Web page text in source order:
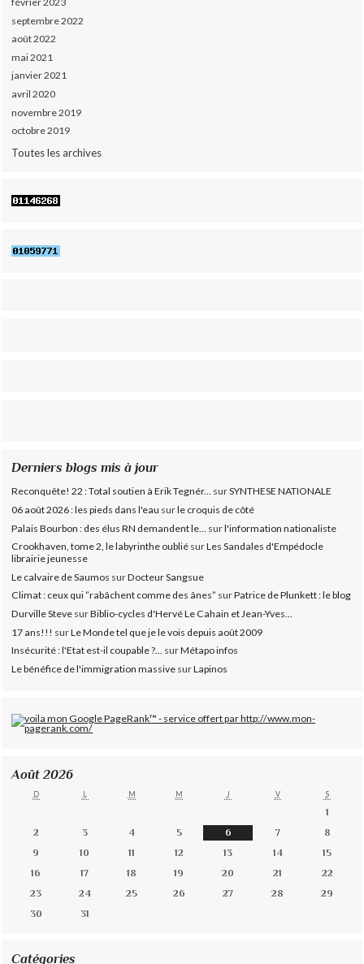
septembre 2022
août 2022
mai 2021
janvier 2021
avril 2020
novembre 2019
octobre 2019
Toutes les archives
Derniers blogs mis à jour
Reconquête! 22 : Total soutien à Erik Tegnér... surSYNTHESE NATIONALE
06 août 2026 : les pieds dans l'eau surle croquis de côté
Palais Bourbon : des élus RN demandent le...
surl'information nationaliste
Crookhaven, tome 2, le labyrinthe oublié surLes Sandales d'Empédocle
librairie jeunesse
Le calvaire de Saumos surDocteur Sangsue
Climat : ceux qui ”rabâchent comme des ânes” surPatrice de Plunkett : le blog
Durville Steve surBiblio-cycles d'Hervé Le Cahain et Jean-Yves...
17 ans!!! surLe Monde tel que je le vois depuis août 2009
Insécurité : l'Etat est-il coupable ?... surMétapo infos
Le bénéfice de l'immigration massive surLapinos
Août 2026
D L M M J V S
1
2
3 4 5 6 7
8
9
10 11 12 13 14
15
16
17 18 19 20 21
22
23
24 25 26 27 28
29
30
31
Catégories